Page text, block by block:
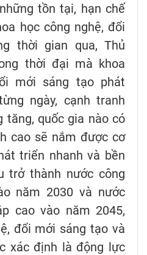
tồn tại, hạn chế
học công nghệ, đổi
thời gian qua, Thủ
thời đại mà khoa
mới sáng tạo phát
ngày, cạnh tranh
tăng, quốc gia nào có
cao sẽ nắm được cơ
triển nhanh và bền
trở thành nước công
năm 2030 và nước
cao vào năm 2045,
đổi mới sáng tạo và
xác định là động lực